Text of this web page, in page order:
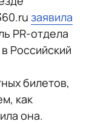
заявила
PR-отдела
Российский
билетов,
как
она.